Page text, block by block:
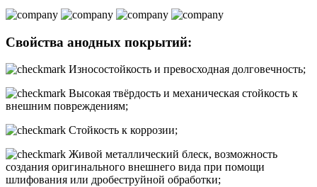
Свойства анодных покрытий:
Износостойкость и превосходная долговечность;
Высокая твёрдость и механическая стойкость к
внешним повреждениям;
Стойкость к коррозии;
Живой металлический блеск, возможность
создания оригинального внешнего вида при помощи
шлифования или дробеструйной обработки;